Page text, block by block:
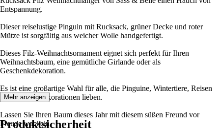
Entspannung.
Dieser reiselustige Pinguin mit Rucksack, grüner Decke und roter
Mütze ist sorgfältig aus weicher Wolle handgefertigt.
Dieses Filz-Weihnachtsornament eignet sich perfekt für Ihren
Weihnachtsbaum, eine gemütliche Girlande oder als
Geschenkdekoration.
Es ist eine großartige Wahl für alle, die Pinguine, Wintertiere, Reisen
oder lustige Dekorationen lieben.
Lassen Sie Ihren Baum dieses Jahr mit diesem süßen Freund vor
Freude wackeln.
Mehr anzeigen
Produktsicherheit